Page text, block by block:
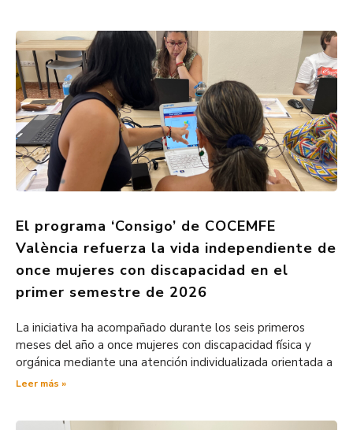
El programa ‘Consigo’ de COCEMFE
València refuerza la vida independiente de
once mujeres con discapacidad en el
primer semestre de 2026
La iniciativa ha acompañado durante los seis primeros
meses del año a once mujeres con discapacidad física y
orgánica mediante una atención individualizada orientada a
Leer más »